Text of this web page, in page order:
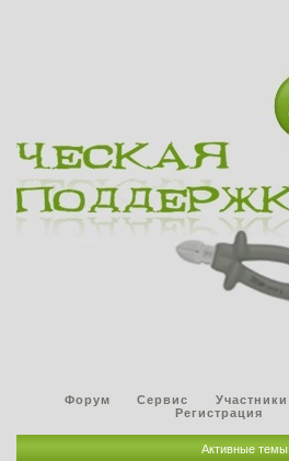
Форум Сервис Участники
Регистрация
Активные темы